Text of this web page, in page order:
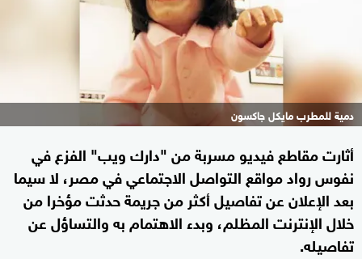
دمية للمطرب مايكل جاكسون
أثارت مقاطع فيديو مسربة من "دارك ويب" الفزع في
نفوس رواد مواقع التواصل الاجتماعي في مصر، لا سيما
بعد الإعلان عن تفاصيل أكثر من جريمة حدثت مؤخرا من
خلال الإنترنت المظلم، وبدء الاهتمام به والتساؤل عن
تفاصيله.